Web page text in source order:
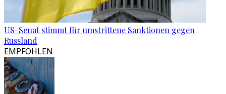
US-Senat stimmt für umstrittene Sanktionen gegen
Russland
EMPFOHLEN